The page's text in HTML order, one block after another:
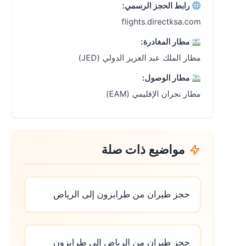
رابط الحجز الرسمي:
flights.directksa.com
مطار المغادرة:
مطار الملك عبد العزيز الدولي (JED)
مطار الوصول:
مطار نجران الإقليمي (EAM)
مواضيع ذات صلة
حجز طيران من طرابزون إلى الرياض
حجز طيران من الرياض إلى طرابزون